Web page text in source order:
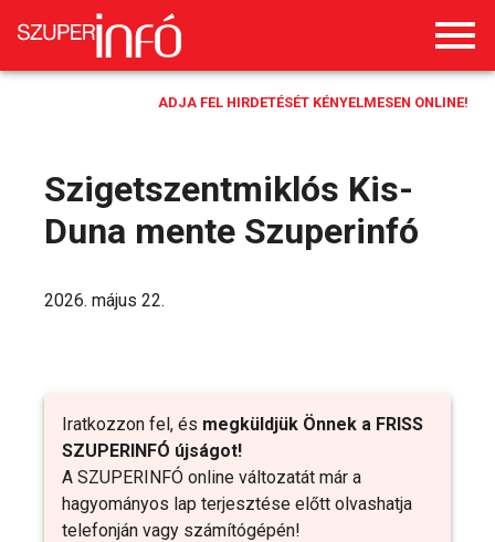
ADJA FEL HIRDETÉSÉT KÉNYELMESEN ONLINE!
Szigetszentmiklós Kis-
Duna mente Szuperinfó
Iratkozzon fel, és megküldjük Önnek a FRISS
SZUPERINFÓ újságot!
A SZUPERINFÓ online változatát már a
hagyományos lap terjesztése előtt olvashatja
telefonján vagy számítógépén!
2026. május 22.